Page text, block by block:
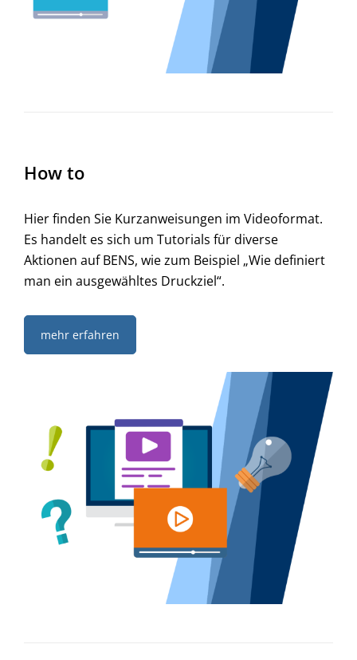
How to
Hier finden Sie Kurzanweisungen im Videoformat.
Es handelt es sich um Tutorials für diverse
Aktionen auf BENS, wie zum Beispiel „Wie definiert
man ein ausgewähltes Druckziel“.
mehr erfahren